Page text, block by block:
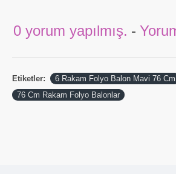
0 yorum yapılmış. -
Etiketler:
6 Rakam Folyo Balon Mavi 76 Cm
76 Cm Rakam Folyo Balonlar